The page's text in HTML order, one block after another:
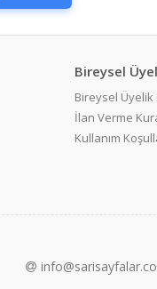
Bireysel
Bireysel
İlan Verme
Kullanım